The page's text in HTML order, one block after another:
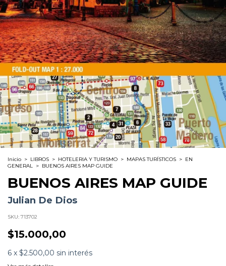
Inicio > LIBROS > HOTELERIA Y TURISMO > MAPAS TURÍSTICOS > EN
GENERAL > BUENOS AIRES MAP GUIDE
BUENOS AIRES MAP GUIDE
Julian De Dios
SKU: 713702
$15.000,00
6 x $2.500,00 sin interés